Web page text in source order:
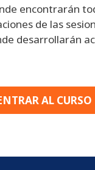
encontrarán
de las
desarrollarán
AL CURSO